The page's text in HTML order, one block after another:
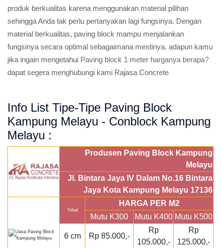
produk berkualitas karena menggunakan material pilihan
sehingga Anda tak perlu pertanyakan lagi fungsinya. Dengan
material berkualitas, paving block mampu menjalankan
fungsinya secara optimal sebagaimana mestinya. adapun kamu
jika ingain mengetahui Paving block 1 meter harganya berapa?
dapat segera menghubungi kami Rajasa Concrete
Info List Tipe-Tipe Paving Block
Kampung Melayu - Conblock Kampung
Melayu :
Produsen Paving Block Kampung
Melayu
Jl. Bintara Jaya IV Dalam No.16 Bintara
Jaya Kota Kampung Melayu 17136
Tebal
HARGA PER M2
Mutu K300
Mutu K400 Mutu K500
6 cm Rp 85.000,-
Rp
105.000,-
Rp
125.000,-